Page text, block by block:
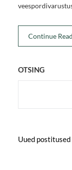
Continue
OTSING
Uued postitused